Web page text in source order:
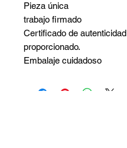
Pieza única
trabajo firmado
Certificado de autenticidad
proporcionado.
Embalaje cuidadoso